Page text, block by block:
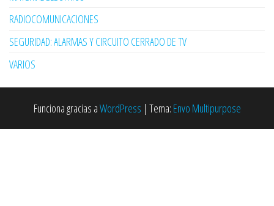
RADIOCOMUNICACIONES
SEGURIDAD: ALARMAS Y CIRCUITO CERRADO DE TV
VARIOS
Funciona gracias aWordPress | Tema: Envo Multipurpose